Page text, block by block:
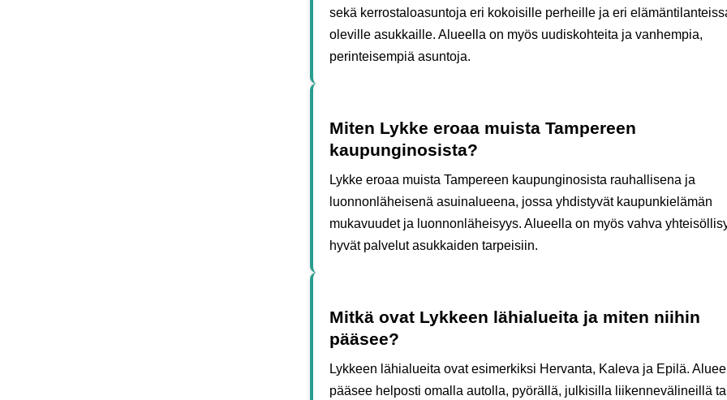
sekä kerrostaloasuntoja eri kokoisille perheille ja eri
oleville asukkaille. Alueella on myös uudiskohteita ja vanhempia,
perinteisempiä asuntoja.
Miten Lykke eroaa muista Tampereen
kaupunginosista?
Lykke eroaa muista Tampereen kaupunginosista rauhallisena ja
luonnonläheisenä asuinalueena, jossa yhdistyvät kaupunkielämän
mukavuudet ja luonnonläheisyys. Alueella on myös vahva
hyvät palvelut asukkaiden tarpeisiin.
Mitkä ovat Lykkeen lähialueita ja miten niihin
pääsee?
Lykkeen lähialueita ovat esimerkiksi Hervanta, Kaleva ja Epilä.
pääsee helposti omalla autolla, pyörällä, julkisilla liikennevälineillä